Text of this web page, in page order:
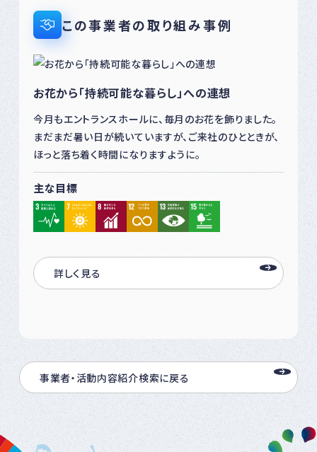
この事業者の取り組み事例
お花から「持続可能な暮らし」への連想
今月もエントランスホールに、毎月のお花を飾りました。
まだまだ暑い日が続いていますが、ご来社のひとときが、
ほっと落ち着く時間になりますように。
主な目標
詳しく見る
事業者・活動内容紹介検索に戻る